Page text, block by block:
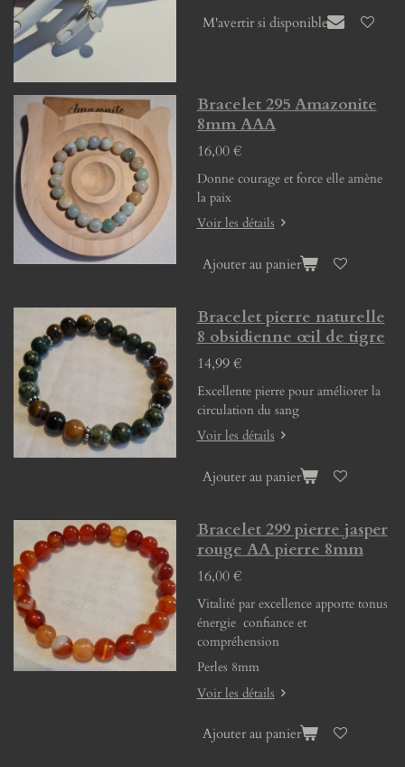
M'avertir si disponible
Bracelet 295 Amazonite
8mm AAA
16,00 €
Donne courage et force elle amène
la paix
Voir les détails
Ajouter au panier
Bracelet pierre naturelle
8 obsidienne œil de tigre
14,99 €
Excellente pierre pour améliorer la
circulation du sang
Voir les détails
Ajouter au panier
Bracelet 299 pierre jasper
rouge AA pierre 8mm
16,00 €
Vitalité par excellence apporte tonus
énergie confiance et
compréhension
Perles 8mm
Voir les détails
Ajouter au panier